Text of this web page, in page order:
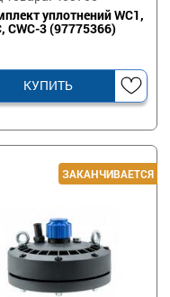
уплотнений WC1,
CWC-3 (97775366)
КУПИТЬ